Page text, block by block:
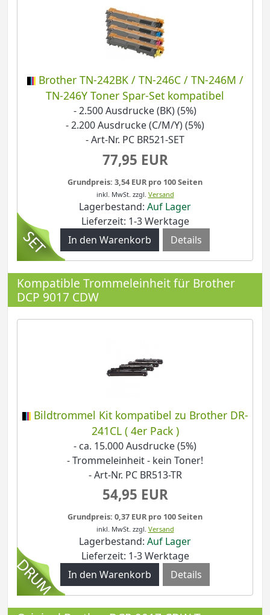
Brother TN-242BK / TN-246C / TN-246M /
TN-246Y Toner Spar-Set kompatibel
- 2.500 Ausdrucke (BK) (5%)
- 2.200 Ausdrucke (C/M/Y) (5%)
- Art-Nr. PC BR521-SET
77,95 EUR
Grundpreis: 3,54 EUR pro 100 Seiten
inkl. MwSt. zzgl. Versand
Lagerbestand: Auf Lager
Lieferzeit: 1-3 Werktage
Details
Kompatible Trommeleinheit für Brother
DCP 9017 CDW
Bildtrommel Kit kompatibel zu Brother DR-
241CL ( 4er Pack )
- ca. 15.000 Ausdrucke (5%)
- Trommeleinheit - kein Toner!
- Art-Nr. PC BR513-TR
54,95 EUR
Grundpreis: 0,37 EUR pro 100 Seiten
inkl. MwSt. zzgl. Versand
Lagerbestand: Auf Lager
Lieferzeit: 1-3 Werktage
Details